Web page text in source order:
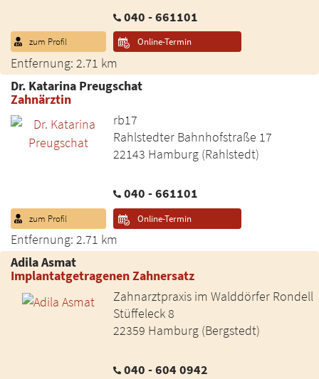
040 - 661101
Entfernung: 2.71 km
zum Profil Online-Termin
Dr. Katarina Preugschat
Zahnärztin
rb17
Rahlstedter Bahnhofstraße 17
22143 Hamburg (Rahlstedt)
040 - 661101
Entfernung: 2.71 km
zum Profil Online-Termin
Adila Asmat
Implantatgetragenen Zahnersatz
Zahnarztpraxis im Walddörfer Rondell
Stüffeleck 8
22359 Hamburg (Bergstedt)
040 - 604 0942